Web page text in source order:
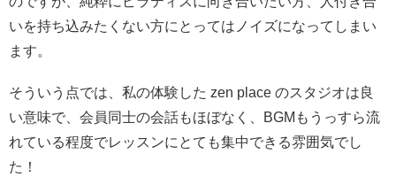
いを持ち込みたくない方にとってはノイズになってしまい
ます。
そういう点では、私の体験した zen place のスタジオは良
い意味で、会員同士の会話もほぼなく、BGMもうっすら流
れている程度でレッスンにとても集中できる雰囲気でし
た！